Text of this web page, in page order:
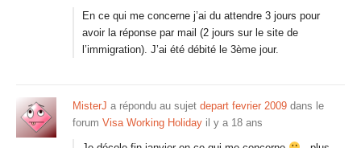
En ce qui me concerne j’ai du attendre 3 jours pour
avoir la réponse par mail (2 jours sur le site de
l’immigration). J’ai été débité le 3ème jour.
MisterJ a répondu au sujet depart fevrier 2009 dans le
forum Visa Working Holiday il y a 18 ans